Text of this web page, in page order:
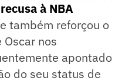
à NBA
também reforçou o
nos
apontado
do seu status de